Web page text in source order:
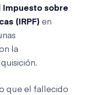
Impuesto sobre
(IRPF) en
la
que el fallecido